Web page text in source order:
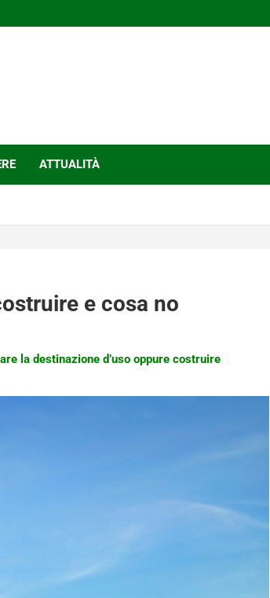
ATTUALITÀ
e cosa no
la destinazione d’uso oppure costruire